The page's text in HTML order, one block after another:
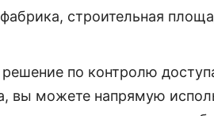
строительная
по контролю
вы можете напрямую